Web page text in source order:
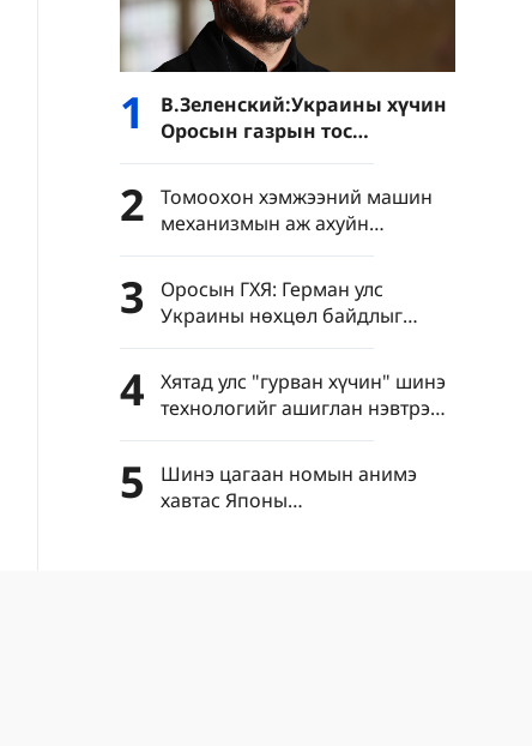
1
В.Зеленский:Украины хүчин
Оросын газрын тос
боловсруулах үйлдвэрүүд
болон Хар тэнгисийн хөлөг
онгоцнуудад цохилт өгчээ
2
Томоохон хэмжээний машин
механизмын аж ахуйн
нэгжүүдийн нэмүү өртөг 6.4
хувиар өсөв
3
Оросын ГХЯ: Герман улс
Украины нөхцөл байдлыг
хурцатгаж байна
4
Хятад улс "гурван хүчин" шинэ
технологийг ашиглан нэвтрэн
тархахаас сэргийлэхийг
уриалав
5
Шинэ цагаан номын анимэ
хавтас Японы